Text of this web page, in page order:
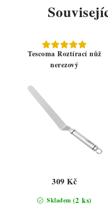
Tescoma Roztírací nůž
nerezový
Skladem (2 ks)
309 Kč